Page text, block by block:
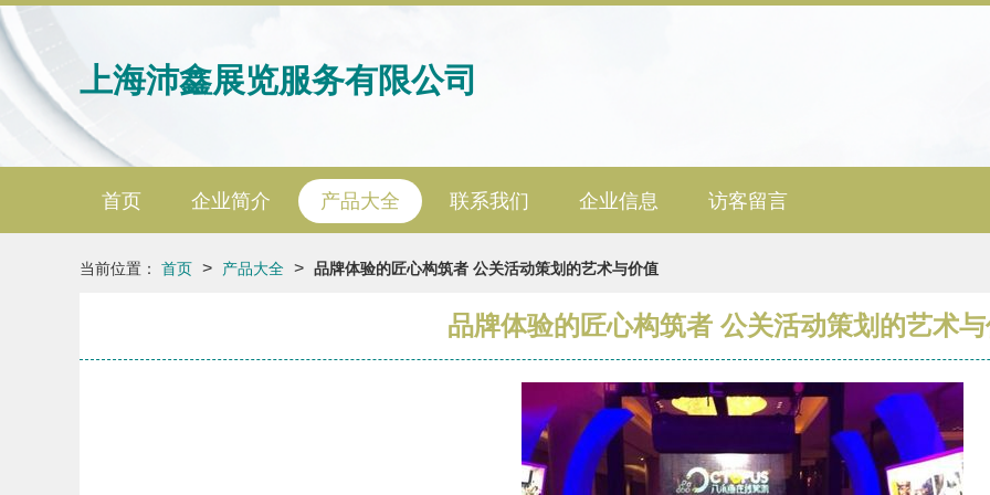
上海沛鑫展览服务有限公司
首页 企业简介 产品大全 联系我们 企业信息 访客留言
当前位置： 首页 > 产品大全 > 品牌体验的匠心构筑者 公关活动策划的艺术与价值
品牌体验的匠心构筑者 公关活动策划的艺术